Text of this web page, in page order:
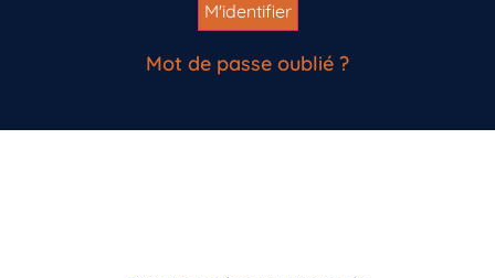
Mot de passe oublié ?